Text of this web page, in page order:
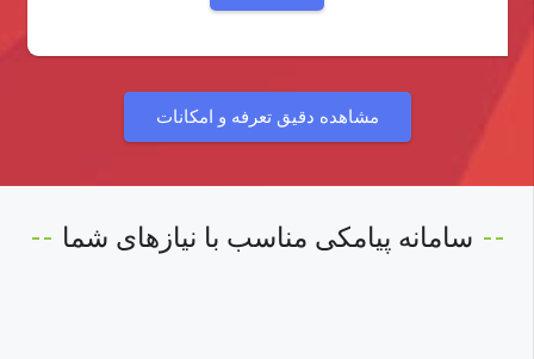
مشاهده دقیق تعرفه و امکانات
سامانه پیامکی مناسب با نیازهای شما